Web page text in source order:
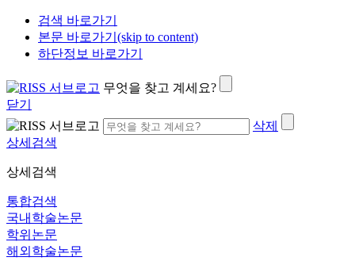
검색 바로가기
본문 바로가기(skip to content)
하단정보 바로가기
무엇을 찾고 계세요?
닫기
삭제
상세검색
상세검색
통합검색
국내학술논문
학위논문
해외학술논문